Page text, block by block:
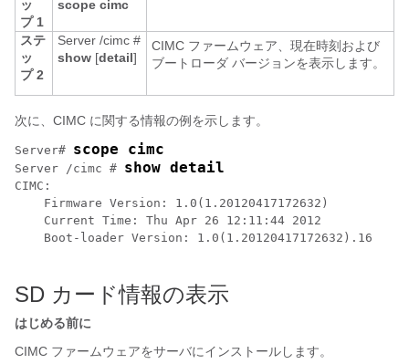
ッ
プ 1
scope cimc
ステ
ッ
プ 2
Server /cimc #
show [detail]
CIMC ファームウェア、現在時刻および
ブートローダ バージョンを表示します。
次に、CIMC に関する情報の例を示します。
Server# scope cimc
Server /cimc # show detail
CIMC:
    Firmware Version: 1.0(1.20120417172632)
    Current Time: Thu Apr 26 12:11:44 2012
    Boot-loader Version: 1.0(1.20120417172632).16
SD カード情報の表示
はじめる前に
CIMC ファームウェアをサーバにインストールします。